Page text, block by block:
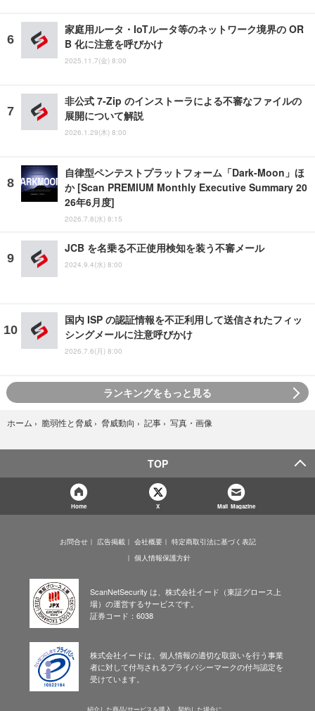
家庭用ルータ・IoTルータ等のネットワーク境界の OR
B 化に注意を呼びかけ
2025.11.7(金) 8:00
非公式 7-Zip のインストーラによる不審なファイルの
展開について解説
2026.1.29(木) 8:00
自律型ペンテストプラットフォーム「Dark-Moon」ほ
か [Scan PREMIUM Monthly Executive Summary 20
26年6月度]
2026.7.8(水) 8:15
JCB を名乗る不正使用検知を装う不審メール
2024.9.4(水) 8:00
国内 ISP の認証情報を不正利用して送信されたフィッ
シングメールに注意呼びかけ
2026.7.6(月) 8:00
ランキングをもっと見る
ホーム › 脆弱性と脅威 › 脅威動向 › 記事 › 写真・画像
TOP
Home X Mail Magazine
お問合せ 広告掲載 会社概要
特定商取引法に基づく表記
個人情報保護方針
ScanNetSecurity は、株式会社イード（東証グロース上
場）の運営するサービスです。
証券コード：6038
株式会社イードは、個人情報の適切な取扱いを行う事業
者に対して付与されるプライバシーマークの付与認定を
受けています。